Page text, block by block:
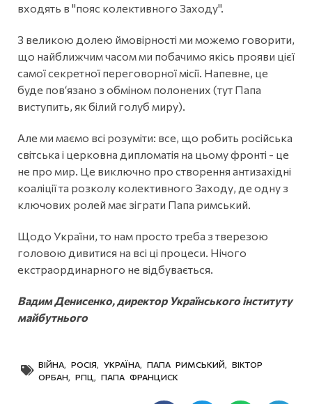
входять в "пояс колективного Заходу".
З великою долею ймовірності ми можемо говорити,
що найближчим часом ми побачимо якісь прояви цієї
самої секретної переговорної місії. Напевне, це
буде пов‘язано з обміном полонених (тут Папа
виступить, як білий голуб миру).
Але ми маємо всі розуміти: все, що робить російська
світська і церковна дипломатія на цьому фронті - це
не про мир. Це виключно про створення антизахідні
коаліції та розколу колективного Заходу, де одну з
ключових ролей має зіграти Папа римський.
Щодо України, то нам просто треба з тверезою
головою дивитися на всі ці процеси. Нічого
екстраординарного не відбувається.
Вадим Денисенко, директор Українського інституту
майбутнього
ВІЙНА РОСІЯ УКРАЇНА ПАПА РИМСЬКИЙ
ВІКТОР
ОРБАН
РПЦ ПАПА ФРАНЦИСК